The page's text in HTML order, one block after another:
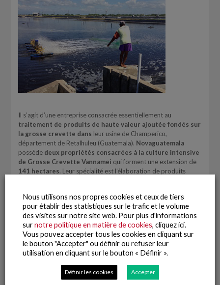
Il s’agit d’une entreprise consacrée essentiellement au
traitement de produits de haute valeur ajoutée fondés sur
la grosse crevette dans leur usine de Champerico,
département de Retalhuleu (Guatemala). Novaguatemala
possèdedeux propriétés consacrées à la culture intensive
de Grosse Crevette Vannamei qui forment une extension de
141 hectares. Leur spécialité est l’élaboration de produits
PROMARISCO
Nous utilisons nos propres cookies et ceux de tiers
pour établir des statistiques sur le trafic et le volume
des visites sur notre site web. Pour plus d'informations
surnotre politique en matière de cookies, cliquez ici.
Vous pouvez accepter tous les cookies en cliquant sur
le bouton "Accepter" ou définir ou refuser leur
utilisation en cliquant sur le bouton « Définir ».
Définir les cookies Accepter